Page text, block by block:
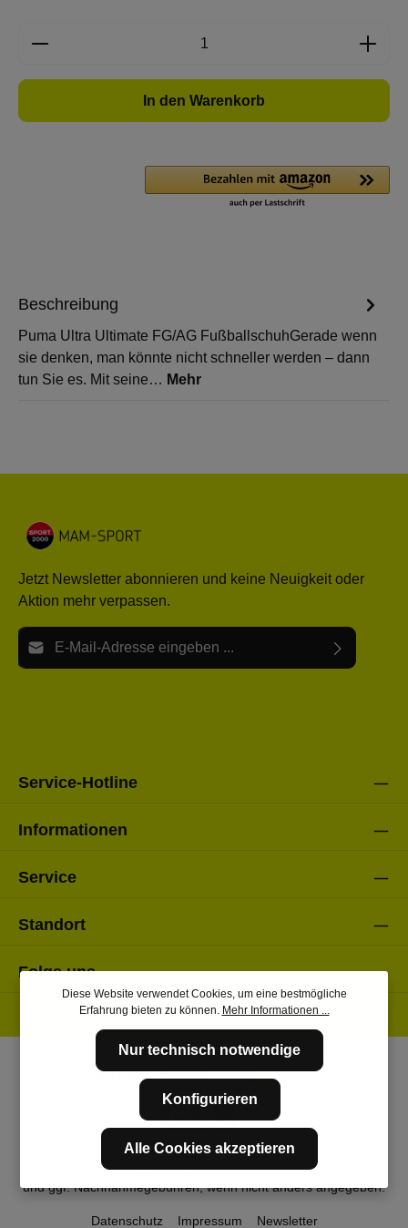
Produkt Anzahl: Gib den gewünschten
In den Warenkorb
Beschreibung
Puma Ultra Ultimate FG/AG FußballschuhGerade wenn
sie denken, man könnte nicht schneller werden – dann
tun Sie es. Mit seine… Mehr
Jetzt Newsletter abonnieren und keine Neuigkeit oder
Aktion mehr verpassen.
E-Mail-Adresse*
Service-Hotline
Informationen
Service
Standort
Folge uns
* Alle Preise inkl. gesetzl. Mehrwertsteuer zzgl.Versandkosten
und ggf. Nachnahmegebühren, wenn nicht anders angegeben.
Datenschutz Impressum Newsletter
Diese Website verwendet Cookies, um eine bestmögliche
Erfahrung bieten zu können. Mehr Informationen ...
Nur technisch notwendige
Konfigurieren
Alle Cookies akzeptieren